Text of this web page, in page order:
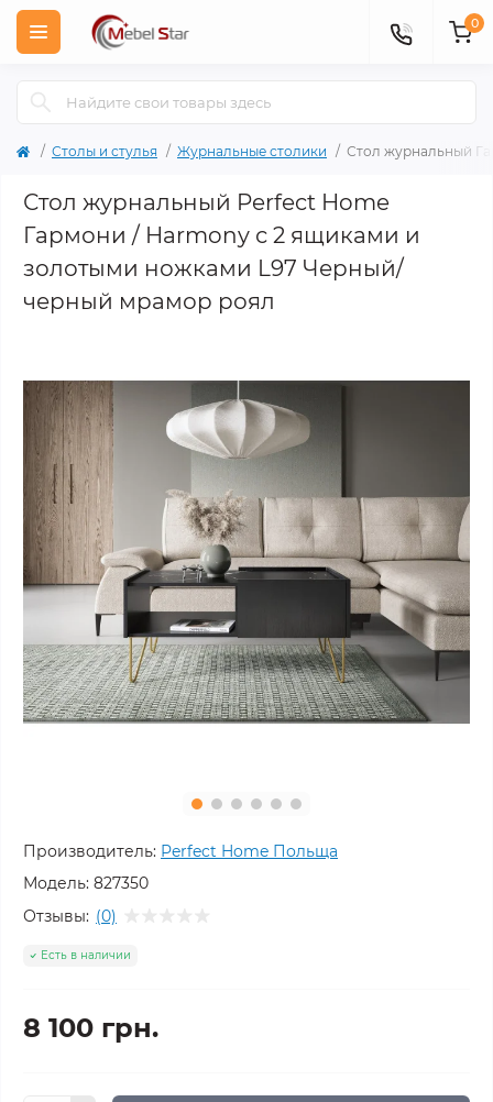
0
Столы и стулья Журнальные столики Стол журнальный
Стол журнальный Perfect Home
Гармони / Harmony с 2 ящиками и
золотыми ножками L97 Черный/
черный мрамор роял
Производитель: Perfect Home Польща
Модель: 827350
Отзывы: (0)
Есть в наличии
8 100 грн.